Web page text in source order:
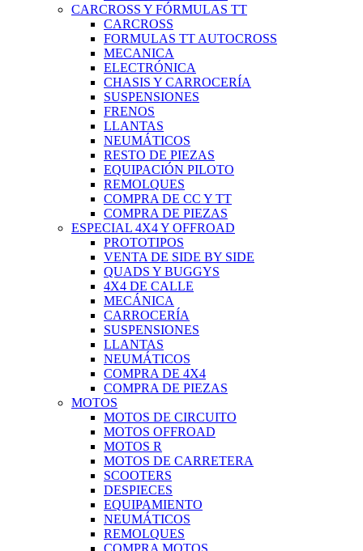
CARCROSS Y FÓRMULAS TT
CARCROSS
FORMULAS TT AUTOCROSS
MECANICA
ELECTRÓNICA
CHASIS Y CARROCERÍA
SUSPENSIONES
FRENOS
LLANTAS
NEUMÁTICOS
RESTO DE PIEZAS
EQUIPACIÓN PILOTO
REMOLQUES
COMPRA DE CC Y TT
COMPRA DE PIEZAS
ESPECIAL 4X4 Y OFFROAD
PROTOTIPOS
VENTA DE SIDE BY SIDE
QUADS Y BUGGYS
4X4 DE CALLE
MECÁNICA
CARROCERÍA
SUSPENSIONES
LLANTAS
NEUMÁTICOS
COMPRA DE 4X4
COMPRA DE PIEZAS
MOTOS
MOTOS DE CIRCUITO
MOTOS OFFROAD
MOTOS R
MOTOS DE CARRETERA
SCOOTERS
DESPIECES
EQUIPAMIENTO
NEUMÁTICOS
REMOLQUES
COMPRA MOTOS